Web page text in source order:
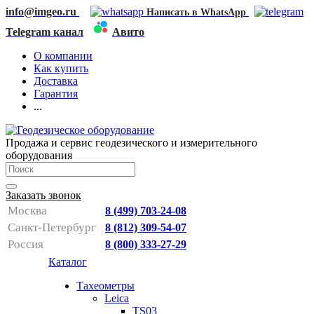
info@imgeo.ru Написать в WhatsApp
Telegram канал
Авито
О компании
Как купить
Доставка
Гарантия
...
Продажа и сервис геодезического и измерительного
оборудования
Заказать звонок
Москва 8 (499) 703-24-08
Санкт-Петербург 8 (812) 309-54-07
Россия 8 (800) 333-27-29
Каталог
Тахеометры
Leica
TS03